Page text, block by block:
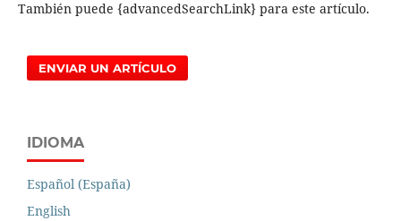
También puede {advancedSearchLink} para este artículo.
ENVIAR UN ARTÍCULO
IDIOMA
Español (España)
English